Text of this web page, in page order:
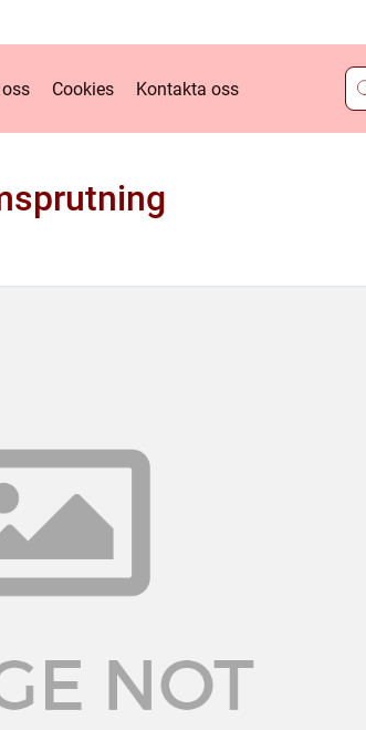
Cookies Kontakta oss